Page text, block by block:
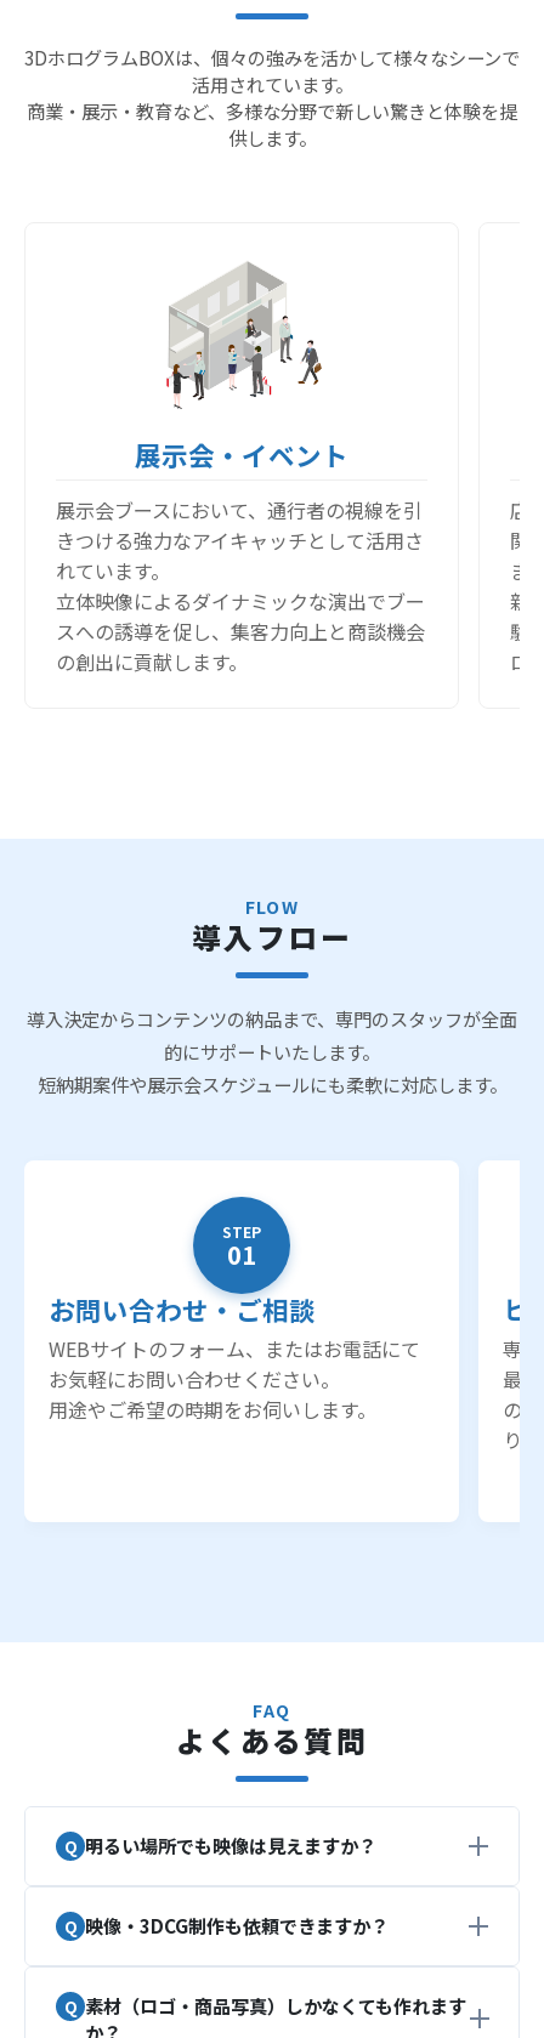
3DホログラムBOXは、個々の強みを活かして様々なシーンで
活用されています。
商業・展示・教育など、多様な分野で新しい驚きと体験を提
供します。
展示会・イベント
展示会ブースにおいて、通行者の視線を引
きつける強力なアイキャッチとして活用さ
れています。
立体映像によるダイナミックな演出でブー
スへの誘導を促し、集客力向上と商談機会
の創出に貢献します。
店
関
ま
新
験
ロ
FLOW
導入フロー
導入決定からコンテンツの納品まで、専門のスタッフが全面
的にサポートいたします。
短納期案件や展示会スケジュールにも柔軟に対応します。
STEP
01
お問い合わせ・ご相談
WEBサイトのフォーム、またはお電話にて
お気軽にお問い合わせください。
用途やご希望の時期をお伺いします。
ヒ
専
最
の
り
FAQ
よくある質問
明るい場所でも映像は見えますか？
はい、一定の明るさ環境でも視認可能ですが、よ
り鮮明に表示するためには照明の調整や設置位置
の工夫をおすすめしています。展示環境に合わせ
た最適な設置をご提案します。
映像・3DCG制作も依頼できますか？
はい、企画から制作までワンストップで対応可能
素材（ロゴ・商品写真）しかなくても作れます
か？